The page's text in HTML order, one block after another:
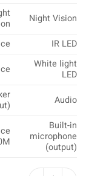
Night Vision
IR LED
White light
LED
Audio
(input)
Built-in
microphone
(output)